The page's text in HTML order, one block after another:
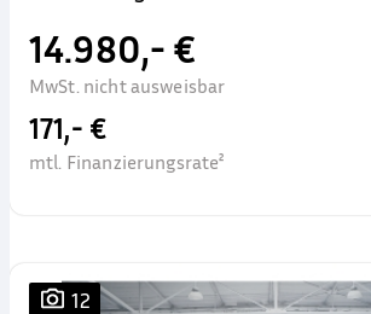
14.980,- €
MwSt. nicht ausweisbar
171,- €
mtl. Finanzierungsrate²
12